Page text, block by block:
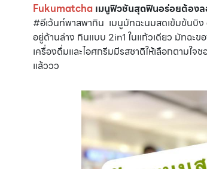
Fukumatcha เมนูฟิวชันสุดฟินอร่อยต้อง
#อีเว้นท์พาสพากิน เมนูมัทฉะนมสดเข้มข้นบิ
อยู่ด้านล่าง กินแบบ 2in1 ในแก้วเดียว มัทฉะ
เครื่องดื่มและไอศกรีมมีรสชาติให้เลือกตามใ
แล้ววว